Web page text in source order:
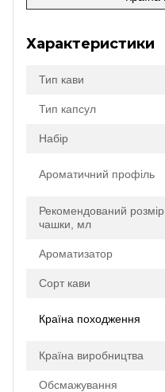
Характеристики
Тип кави
Тип капсул
Набір
Ароматичний профіль
Рекомендований розмір
чашки, мл
Ароматизатор
Сорт кави
Країна походження
Країна виробництва
Обсмажування